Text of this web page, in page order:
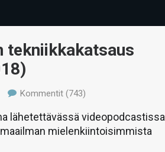
tekniikkakatsaus
Kommentit (743)
lähetettävässä videopodcastissa
mielenkiintoisimmista